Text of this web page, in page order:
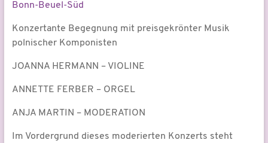
Bonn-Beuel-Süd
Konzertante Begegnung mit preisgekrönter Musik
polnischer Komponisten
JOANNA HERMANN – VIOLINE
ANNETTE FERBER – ORGEL
ANJA MARTIN – MODERATION
Im Vordergrund dieses moderierten Konzerts steht